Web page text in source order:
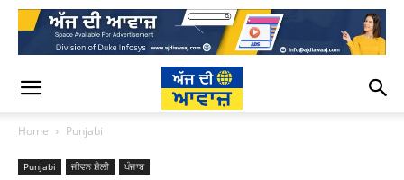
Home Punjabi
Punjabi ਜੀਵਨ ਸ਼ੈਲੀ ਪੰਜਾਬ